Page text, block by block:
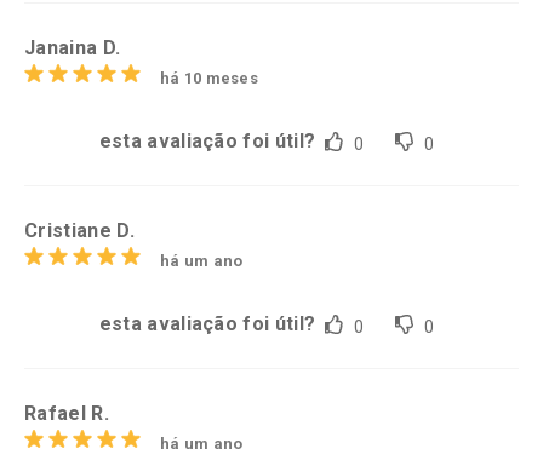
Janaina D.
há 10 meses
esta avaliação foi útil? 0 0
Cristiane D.
há um ano
esta avaliação foi útil? 0 0
Rafael R.
há um ano